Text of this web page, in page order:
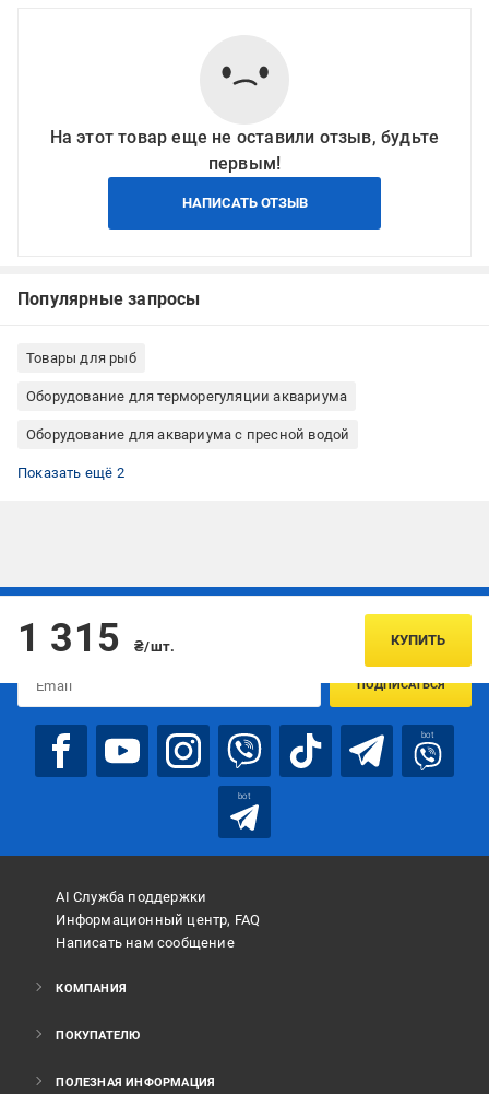
На этот товар еще не оставили отзыв, будьте
первым!
НАПИСАТЬ ОТЗЫВ
Популярные запросы
Товары для рыб
Оборудование для терморегуляции аквариума
Оборудование для аквариума с пресной водой
Оборудование для аквариума с морской водой
Термометр для аквариума
Показать ещё 2
1 315 ₴/шт. КУПИТЬ
Подписывайтесь, чтобы узнавать первым об акцияx и
ПОДПИСАТЬСЯ
bot
bot
AI Служба поддержки
Информационный центр, FAQ
Написать нам сообщение
КОМПАНИЯ
ПОКУПАТЕЛЮ
ПОЛЕЗНАЯ ИНФОРМАЦИЯ